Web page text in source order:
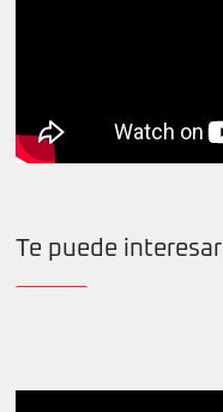
Te puede interesar